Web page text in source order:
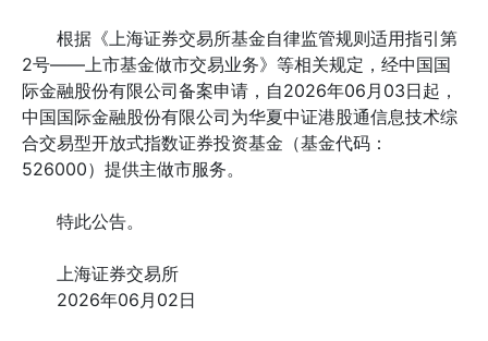
根据《上海证券交易所基金自律监管规则适用指引第
2号——上市基金做市交易业务》等相关规定，经中国国
际金融股份有限公司备案申请，自2026年06月03日起，
中国国际金融股份有限公司为华夏中证港股通信息技术综
合交易型开放式指数证券投资基金（基金代码：
526000）提供主做市服务。
特此公告。
上海证券交易所
2026年06月02日